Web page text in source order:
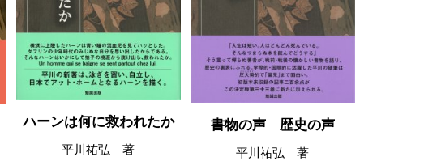
ハーンは何に救われたか
平川祐弘 著
書物の声 歴史の声
平川祐弘 著